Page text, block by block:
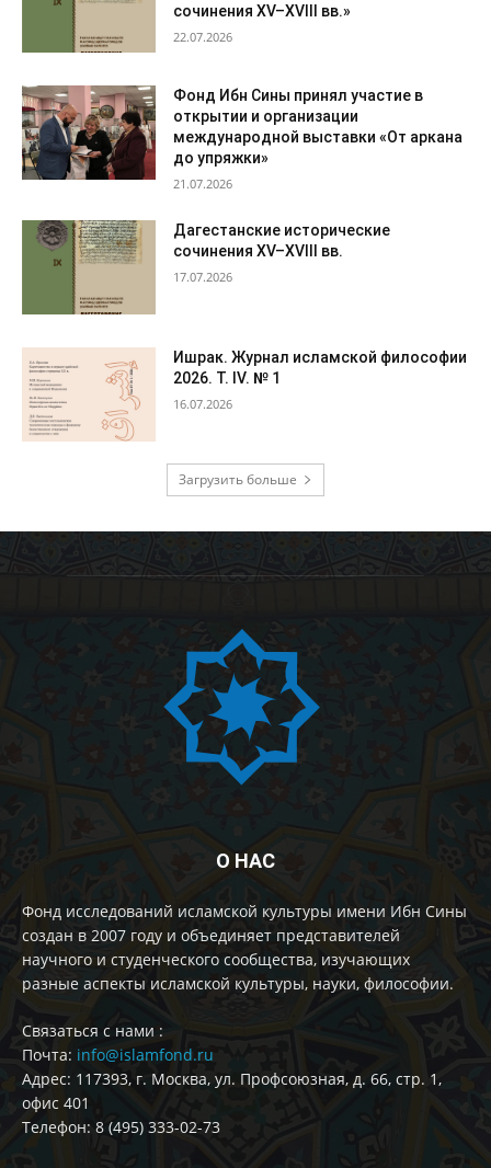
сочинения XV–XVIII вв.»
22.07.2026
Фонд Ибн Сины принял участие в
открытии и организации
международной выставки «От аркана
до упряжки»
21.07.2026
Дагестанские исторические
сочинения XV–XVIII вв.
17.07.2026
Ишрак. Журнал исламской философии
2026. Т. IV. № 1
16.07.2026
Загрузить больше
О НАС
Фонд исследований исламской культуры имени Ибн Сины
создан в 2007 году и объединяет представителей
научного и студенческого сообщества, изучающих
разные аспекты исламской культуры, науки, философии.
Cвязаться с нами :
Почта: info@islamfond.ru
Адрес: 117393, г. Москва, ул. Профсоюзная, д. 66, стр. 1,
офис 401
Телефон: 8 (495) 333-02-73